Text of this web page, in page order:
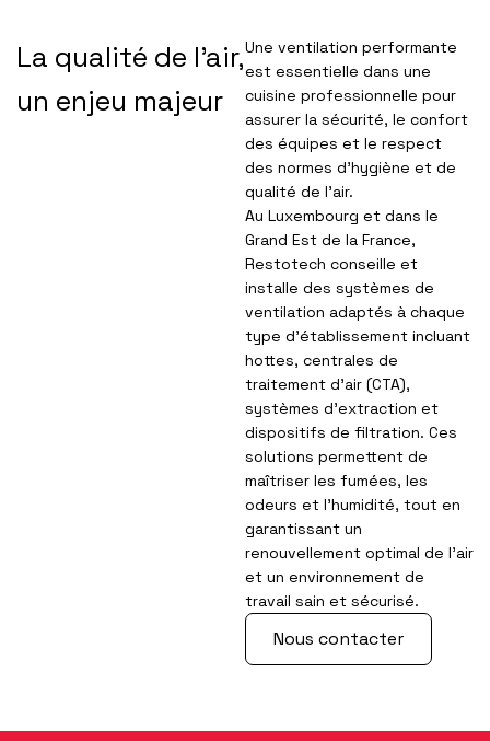
La qualité de l’air,
un enjeu majeur
Une ventilation performante
est essentielle dans une
cuisine professionnelle pour
assurer la sécurité, le confort
des équipes et le respect
des normes d’hygiène et de
qualité de l’air.
Au Luxembourg et dans le
Grand Est de la France,
Restotech conseille et
installe des systèmes de
ventilation adaptés à chaque
type d’établissement incluant
hottes, centrales de
traitement d’air (CTA),
systèmes d’extraction et
dispositifs de filtration. Ces
solutions permettent de
maîtriser les fumées, les
odeurs et l’humidité, tout en
garantissant un
renouvellement optimal de l’air
et un environnement de
travail sain et sécurisé.
Nous contacter